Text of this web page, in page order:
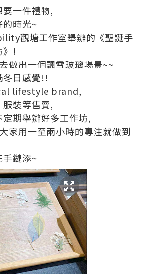
一件禮物,
的時光~
觀塘工作室舉辦的《聖誕手
》!
做出一個飄雪玻璃場景~~
冬日感覺!!
lifestyle brand,
裝等售賣,
期舉辦好多工作坊,
家用一至兩小時的專注就做到
鏈添~